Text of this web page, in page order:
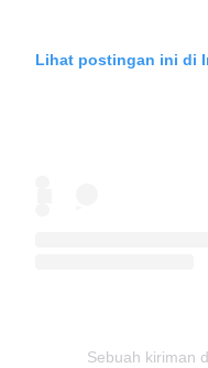
Lihat postingan ini di
Sebuah kiriman